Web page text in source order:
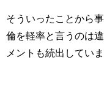
そういったことから
倫を軽率と言うのは
メントも続出していま